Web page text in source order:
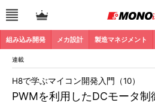
組み込み開発 メカ設計 製造マネジメント
連載
PWMを利用したDCモータ
H8で学ぶマイコン開発入門（10）